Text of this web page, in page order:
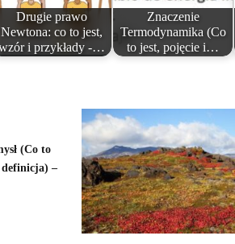
Drugie prawo
Newtona: co to jest,
i przykłady -…
Znaczenie
Termodynamika (Co
to jest, pojęcie i…
(Co to
–